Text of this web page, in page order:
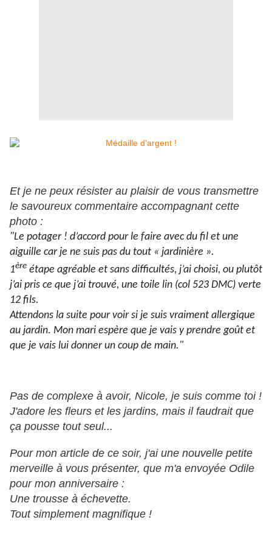
Et je ne peux résister au plaisir de vous transmettre
le savoureux commentaire accompagnant cette
photo :
"Le potager ! d’accord pour le faire avec du fil et une
aiguille car je ne suis pas du tout « jardinière ».
1ère étape agréable et sans difficultés, j’ai choisi, ou plutôt
j’ai pris ce que j’ai trouvé, une toile lin (col 523 DMC) verte
12 fils.
Attendons la suite pour voir si je suis vraiment allergique
au jardin. Mon mari espère que je vais y prendre goût et
que je vais lui donner un coup de main."
Pas de complexe à avoir, Nicole, je suis comme toi !
J'adore les fleurs et les jardins, mais il faudrait que
ça pousse tout seul...
Pour mon article de ce soir, j'ai une nouvelle petite
merveille à vous présenter, que m'a envoyée Odile
pour mon anniversaire :
Une trousse à échevette.
Tout simplement magnifique !